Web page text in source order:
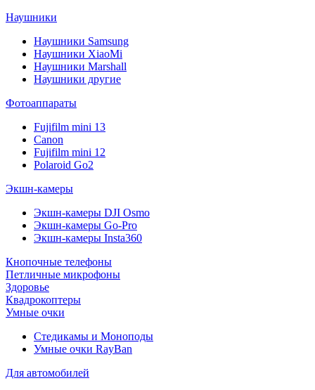
Наушники
Наушники Samsung
Наушники XiaoMi
Наушники Marshall
Наушники другие
Фотоаппараты
Fujifilm mini 13
Canon
Fujifilm mini 12
Polaroid Go2
Экшн-камеры
Экшн-камеры DJI Osmo
Экшн-камеры Go-Pro
Экшн-камеры Insta360
Кнопочные телефоны
Петличные микрофоны
Здоровье
Квадрокоптеры
Умные очки
Стедикамы и Моноподы
Умные очки RayBan
Для автомобилей